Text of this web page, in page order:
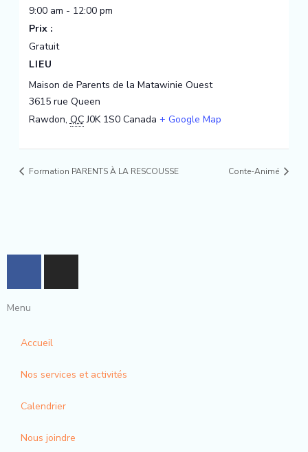
9:00 am - 12:00 pm
Prix :
Gratuit
LIEU
Maison de Parents de la Matawinie Ouest
3615 rue Queen
Rawdon, QC J0K 1S0 Canada + Google Map
Formation PARENTS À LA RESCOUSSE Conte-Animé
F
c
e
o
o
k
-
f
I
s
r
a
m
Menu
Accueil
Nos services et activités
Calendrier
Nous joindre